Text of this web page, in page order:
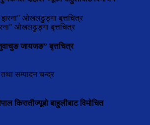
ओखलढुङ्गा बृत्तचित्र
जायजङ” बृत्तचित्र
सम्पादन चन्द्र
किरातीज्यूबो बाहुलीबाट विमोचित